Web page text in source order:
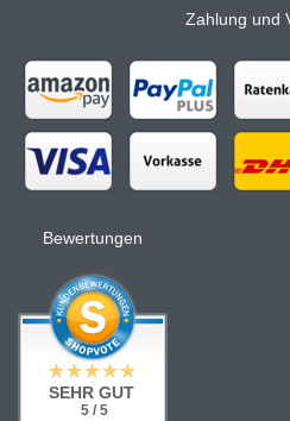
Zahlung und
Bewertungen
SEHR GUT
5 / 5